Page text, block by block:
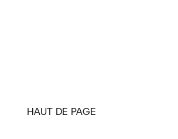
HAUT DE PAGE